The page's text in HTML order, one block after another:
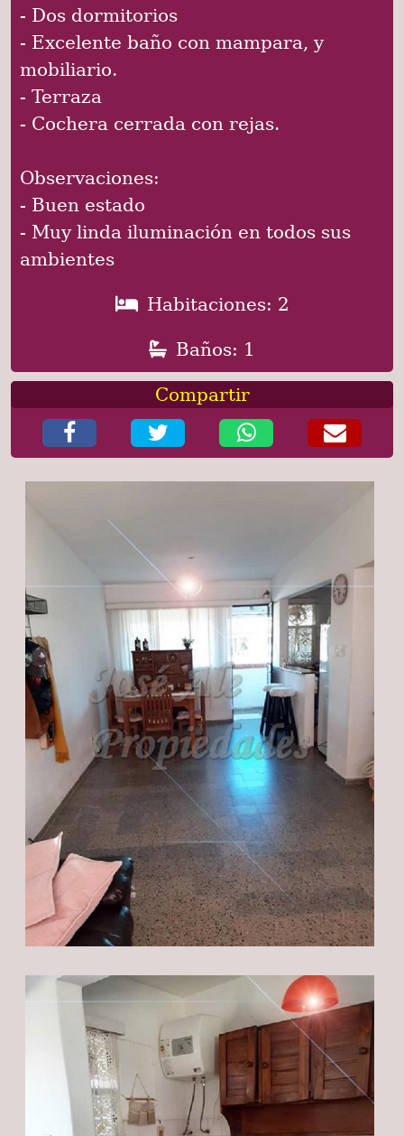
- Dos dormitorios
- Excelente baño con mampara, y
mobiliario.
- Terraza
- Cochera cerrada con rejas.
Observaciones:
- Buen estado
- Muy linda iluminación en todos sus
ambientes
Habitaciones: 2
Baños: 1
Compartir